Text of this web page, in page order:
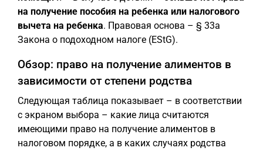
на получение пособия на ребенка или налогового
вычета на ребенка. Правовая основа – § 33a
Закона о подоходном налоге (EStG).
Обзор: право на получение алиментов в
зависимости от степени родства
Следующая таблица показывает – в соответствии
с экраном выбора – какие лица считаются
имеющими право на получение алиментов в
налоговом порядке, а в каких случаях родства